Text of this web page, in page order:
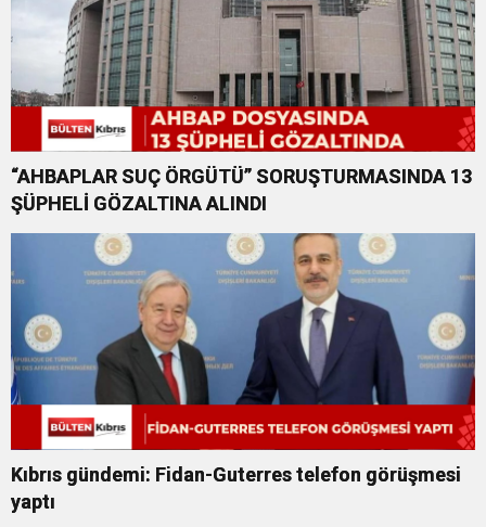
“AHBAPLAR SUÇ ÖRGÜTÜ” SORUŞTURMASINDA 13
ŞÜPHELİ GÖZALTINA ALINDI
Kıbrıs gündemi: Fidan-Guterres telefon görüşmesi
yaptı